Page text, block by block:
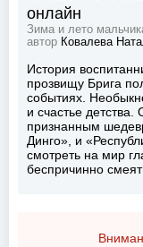
онлайн
Зима и лето
автор Ковалева
История
прозвищу Брига
событиях.
и счастье
признанным
Динго», и
смотреть на мир
беспричинно